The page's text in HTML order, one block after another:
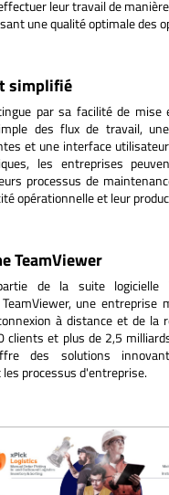
leur travail de
une qualité optimale des
simplifié
par sa facilité de
des flux de travail,
et une interface
les entreprises
processus de
opérationnelle et leur
TeamViewer
de la suite logicielle
une entreprise
à distance et de la
clients et plus de 2,5
des solutions
processus d'entreprise.